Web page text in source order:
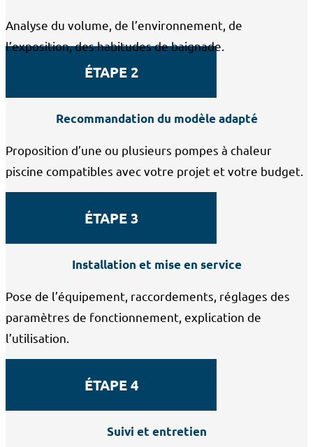
Analyse du volume, de l’environnement, de
l’exposition, des habitudes de baignade.
ÉTAPE 2
Recommandation du modèle adapté
Proposition d’une ou plusieurs pompes à chaleur
piscine compatibles avec votre projet et votre budget.
ÉTAPE 3
Installation et mise en service
Pose de l’équipement, raccordements, réglages des
paramètres de fonctionnement, explication de
l’utilisation.
ÉTAPE 4
Suivi et entretien